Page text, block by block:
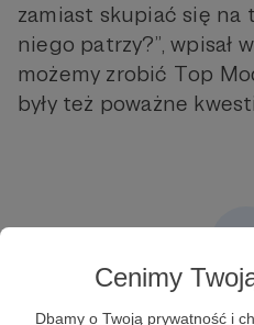
Cenimy
Dbamy o Twoją prywatność i
zamiast skupiać się na
niego patrzy?”, wpisał
możemy zrobić Top
były też poważne
Post dostępny